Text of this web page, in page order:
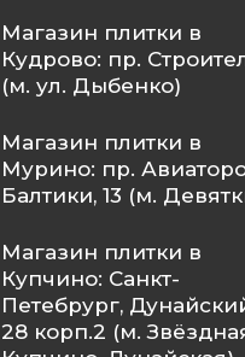
Магазин плитки в
Кудрово: пр.
(м. ул. Дыбенко)
Магазин плитки в
Мурино: пр.
Балтики, 13 (м.
Магазин плитки в
Купчино: Санкт-
Петебрург,
28 корп.2 (м.